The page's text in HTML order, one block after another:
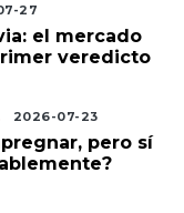
27
el mercado
veredicto
2026-07-23
pero sí